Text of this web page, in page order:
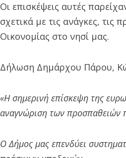
Οι επισκέψεις αυτές
σχετικά με τις ανάγκες, τις
Οικονομίας στο νησί μας.
Δήλωση Δημάρχου Πάρου,
«Η σημερινή επίσκεψη της
αναγνώριση των προσπαθειών
Ο Δήμος μας επενδύει